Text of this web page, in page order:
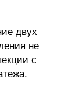
двух
не
с